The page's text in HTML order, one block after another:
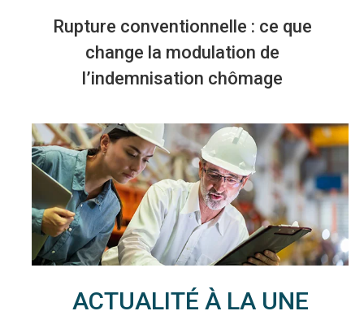
Rupture conventionnelle : ce que
change la modulation de
l’indemnisation chômage
ACTUALITÉ À LA UNE